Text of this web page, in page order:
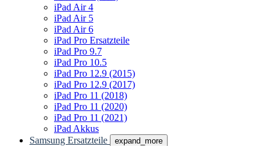
iPad Air 4
iPad Air 5
iPad Air 6
iPad Pro Ersatzteile
iPad Pro 9.7
iPad Pro 10.5
iPad Pro 12.9 (2015)
iPad Pro 12.9 (2017)
iPad Pro 11 (2018)
iPad Pro 11 (2020)
iPad Pro 11 (2021)
iPad Akkus
Samsung Ersatzteile
expand_more